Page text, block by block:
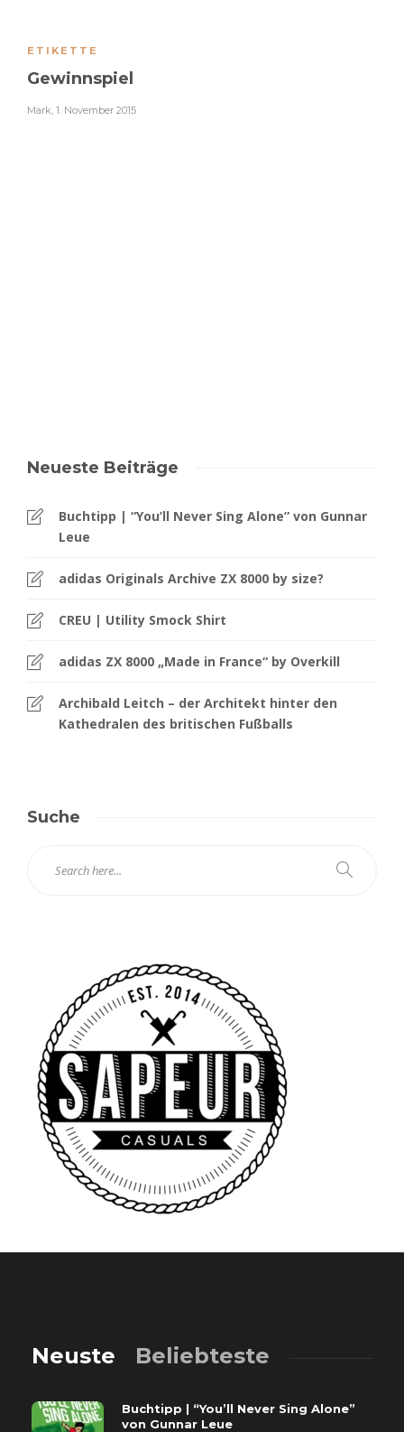
ETIKETTE
Gewinnspiel
Mark, 1. November 2015
Neueste Beiträge
Buchtipp | “You’ll Never Sing Alone” von Gunnar
Leue
adidas Originals Archive ZX 8000 by size?
CREU | Utility Smock Shirt
adidas ZX 8000 „Made in France“ by Overkill
Archibald Leitch – der Architekt hinter den
Kathedralen des britischen Fußballs
Suche
Neuste Beliebteste
Buchtipp | “You’ll Never Sing Alone”
von Gunnar Leue